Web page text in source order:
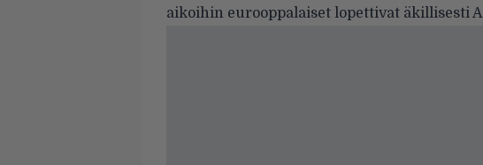
aikoihin eurooppalaiset lopettivat äkillisesti